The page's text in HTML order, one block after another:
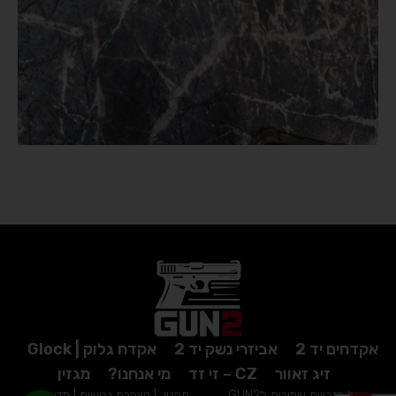
אקדחים יד 2 אביזרי נשק יד 2
אקדח גלוק | Glock
זיג זאוור
CZ – זי זד מי אנחנו? מגזין